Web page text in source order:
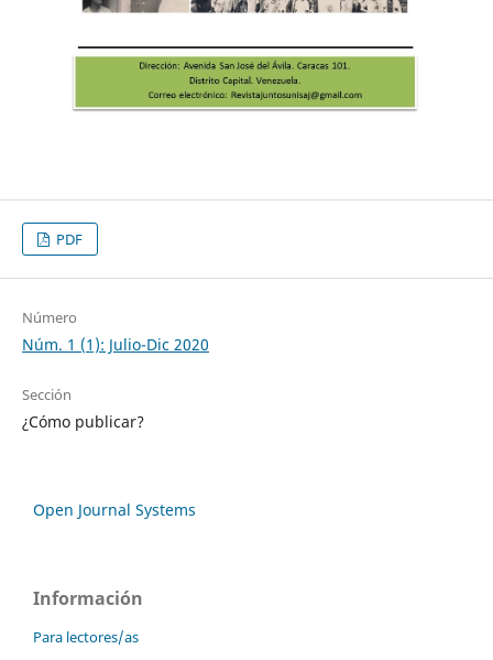
PDF
Número
Núm. 1 (1): Julio-Dic 2020
Sección
¿Cómo publicar?
Open Journal Systems
Información
Para lectores/as